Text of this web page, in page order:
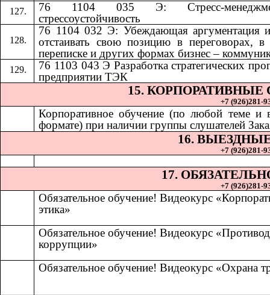
76 1104 035 Э: Стресс-
стрессоустойчивость
76 1104 032 Э: Убеждающая аргументация
отстаивать свою позицию в переговорах, в
переписке и других формах бизнес –
76 1103 043 Э Разработка стратегических
предприятии ТЭК
15.
+7 (926)281-
Корпоративное обучение (по любой теме и
формате) при наличии группы слушателей
16.
+7 (926)281-
17.
+7 (926)281-
Обязательное обучение! Видеокурс
этика»
Обязательное обучение! Видеокурс
коррупции»
Обязательное обучение! Видеокурс «Охрана